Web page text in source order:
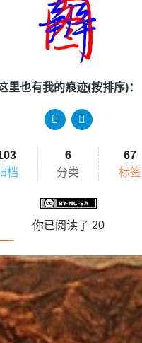
里也有我的痕迹(按排序)：
档
6
分类
67
标签
你已阅读了 20